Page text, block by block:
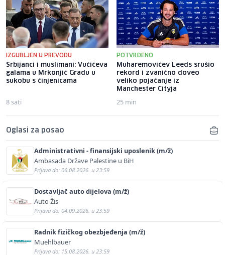
IZGUBLJEN U PREVODU
Srbijanci i muslimani: Vučićeva
galama u Mrkonjić Gradu u
sukobu s činjenicama
8 sati
POTVRĐENO
Muharemovićev Leeds srušio
rekord i zvanično doveo
veliko pojačanje iz
Manchester Cityja
25 min
Oglasi za posao
Administrativni - finansijski uposlenik (m/ž)
Ambasada Države Palestine u BiH
Prijava do: 06.08.2026. u 23:59
Dostavljač auto dijelova (m/ž)
Auto Žis
Prijava do: 04.09.2026. u 23:59
Radnik fizičkog obezbjeđenja (m/ž)
Muehlbauer
Prijava do: 15.08.2026. u 23:59